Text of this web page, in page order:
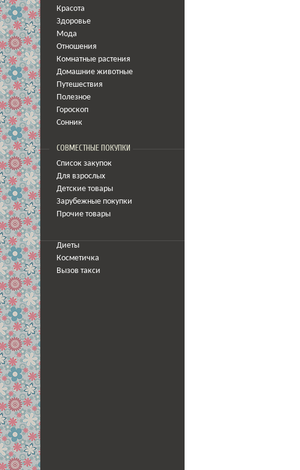
Красота
Здоровье
Мода
Отношения
Комнатные растения
Домашние животные
Путешествия
Полезное
Гороскоп
Сонник
СОВМЕСТНЫЕ ПОКУПКИ
Список закупок
Для взрослых
Детские товары
Зарубежные покупки
Прочие товары
Диеты
Косметичка
Вызов такси